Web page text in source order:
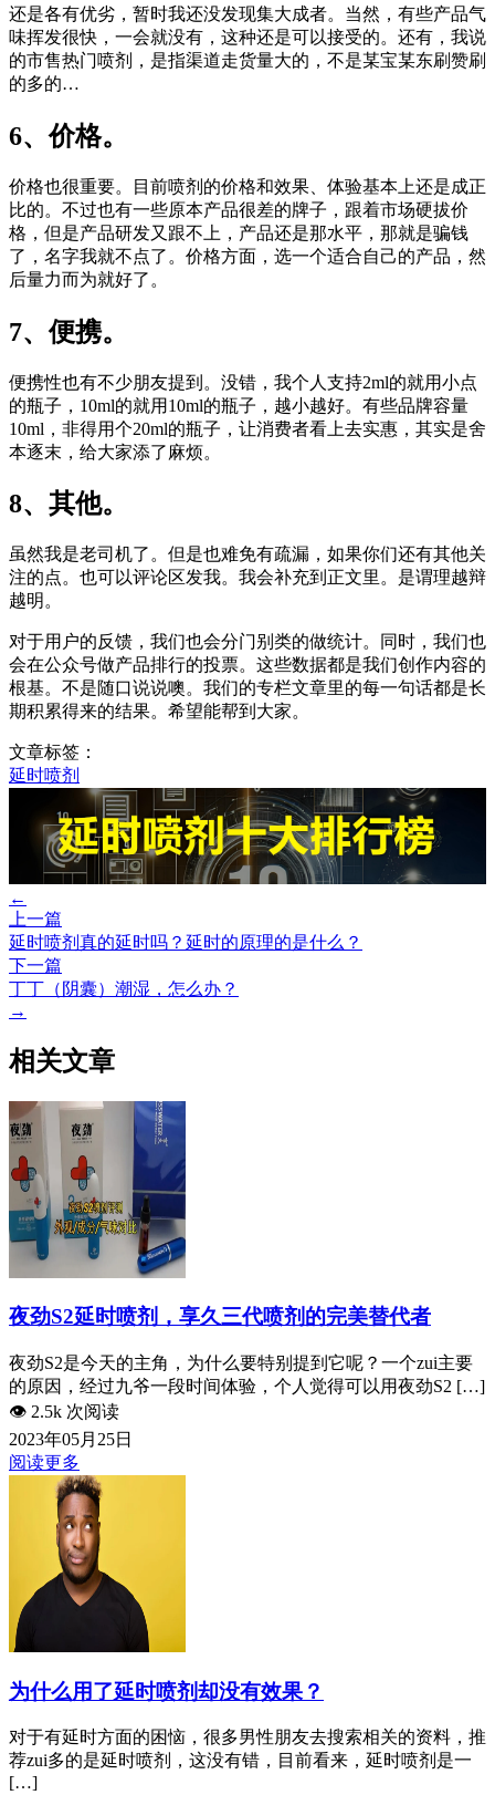
还是各有优劣，暂时我还没发现集大成者。当然，有些产品气
味挥发很快，一会就没有，这种还是可以接受的。还有，我说
的市售热门喷剂，是指渠道走货量大的，不是某宝某东刷赞刷
的多的…
6、价格。
价格也很重要。目前喷剂的价格和效果、体验基本上还是成正
比的。不过也有一些原本产品很差的牌子，跟着市场硬拔价
格，但是产品研发又跟不上，产品还是那水平，那就是骗钱
了，名字我就不点了。价格方面，选一个适合自己的产品，然
后量力而为就好了。
7、便携。
便携性也有不少朋友提到。没错，我个人支持2ml的就用小点
的瓶子，10ml的就用10ml的瓶子，越小越好。有些品牌容量
10ml，非得用个20ml的瓶子，让消费者看上去实惠，其实是舍
本逐末，给大家添了麻烦。
8、其他。
虽然我是老司机了。但是也难免有疏漏，如果你们还有其他关
注的点。也可以评论区发我。我会补充到正文里。是谓理越辩
越明。
对于用户的反馈，我们也会分门别类的做统计。同时，我们也
会在公众号做产品排行的投票。这些数据都是我们创作内容的
根基。不是随口说说噢。我们的专栏文章里的每一句话都是长
期积累得来的结果。希望能帮到大家。
文章标签：
延时喷剂
←
上一篇
延时喷剂真的延时吗？延时的原理的是什么？
下一篇
丁丁（阴囊）潮湿，怎么办？
→
相关文章
夜劲S2延时喷剂，享久三代喷剂的完美替代者
夜劲S2是今天的主角，为什么要特别提到它呢？一个zui主要
的原因，经过九爷一段时间体验，个人觉得可以用夜劲S2 […]
👁️ 2.5k 次阅读
2023年05月25日
阅读更多
为什么用了延时喷剂却没有效果？
对于有延时方面的困恼，很多男性朋友去搜索相关的资料，推
荐zui多的是延时喷剂，这没有错，目前看来，延时喷剂是一
[…]